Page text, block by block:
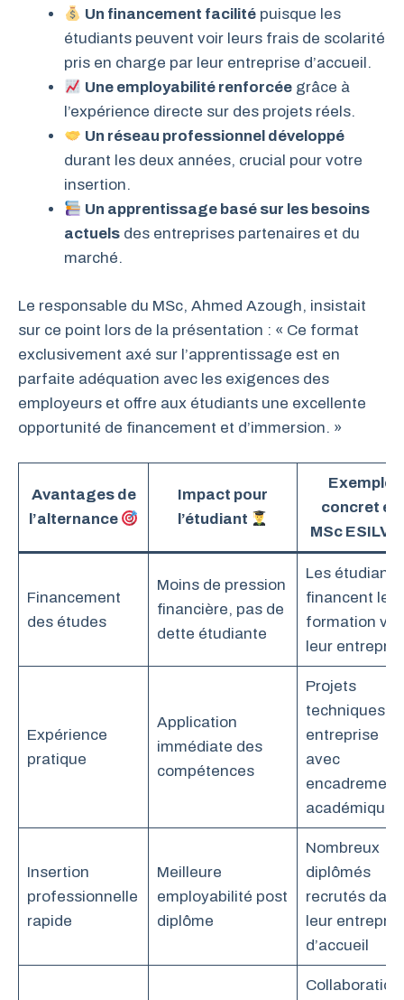
Un financement facilité puisque les
étudiants peuvent voir leurs frais de scolarité
pris en charge par leur entreprise d’accueil.
Une employabilité renforcée grâce à
l’expérience directe sur des projets réels.
Un réseau professionnel développé
durant les deux années, crucial pour votre
insertion.
Un apprentissage basé sur les besoins
actuels des entreprises partenaires et du
marché.
Le responsable du MSc, Ahmed Azough, insistait
sur ce point lors de la présentation : « Ce format
exclusivement axé sur l’apprentissage est en
parfaite adéquation avec les exigences des
employeurs et offre aux étudiants une excellente
opportunité de financement et d’immersion. »
Avantages de
l’alternance
Impact pour
l’étudiant
Exemple
concret en
MSc ESILV
Financement
des études
Moins de pression
financière, pas de
dette étudiante
Les étudiants
financent leur
formation via
leur
Expérience
pratique
Application
immédiate des
compétences
Projets
techniques
entreprise
avec
encadrement
académique
Insertion
professionnelle
rapide
Meilleure
employabilité post
diplôme
Nombreux
diplômés
recrutés dans
leur
d’accueil